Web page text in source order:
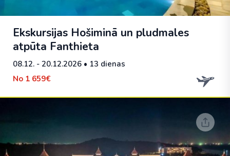
Ekskursijas Hošiminā un pludmales
atpūta Fanthieta
08.12. - 20.12.2026 • 13 dienas
No 1 659€